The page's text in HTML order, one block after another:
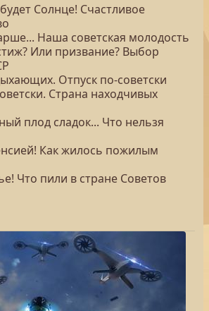
Солнце! Счастливое
Наша советская молодость
Или призвание? Выбор
Отпуск по-советски
Страна находчивых
плод сладок... Что нельзя
Как жилось пожилым
Что пили в стране Советов